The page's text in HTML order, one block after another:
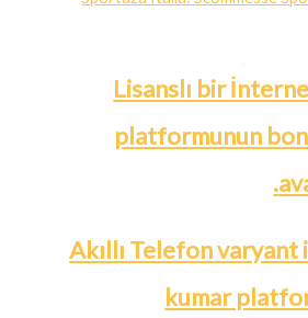
Lisanslı bir
platformunun
Akıllı Telefon
kumar